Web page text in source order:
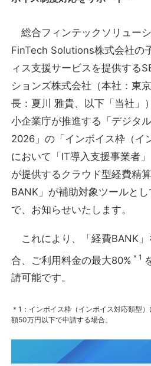
総合フィンテックソリュー
FinTech Solutions株式会社の
ィス支援サービスを提供する
ションズ株式会社（本社：東
長：夏川 雅貴、以下「当社」
小企業庁が推進する「デジタ
2026」の「インボイス枠（イ
において「IT導入支援事業者
が提供するクラウド型経費精
BANK」が補助対象ツールと
で、お知らせいたします。
これにより、「経費BANK
合、ご利用料金の最大80% ＊1
請可能です。
＊1：インボイス枠（インボイス対応類型
額50万円以下で申請する場合。